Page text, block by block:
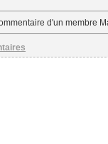
d'un membre